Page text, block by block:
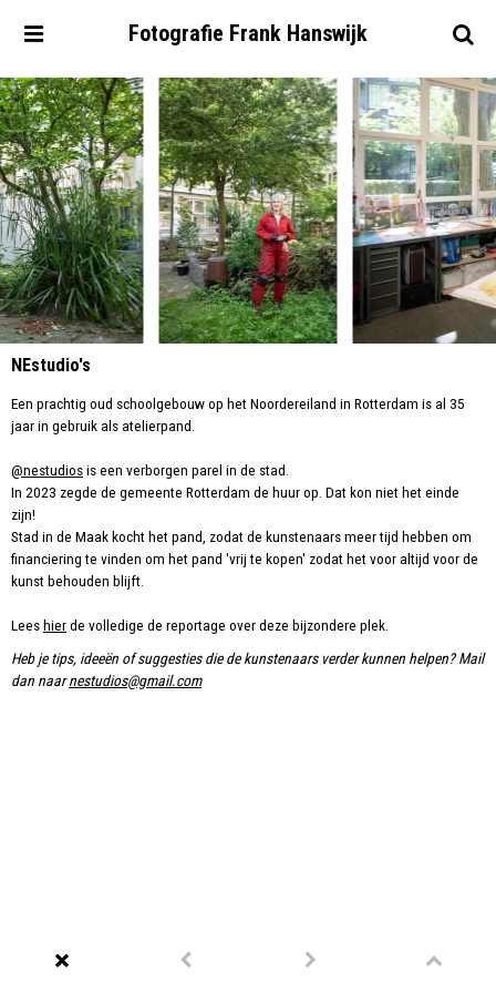
Fotografie Frank Hanswijk
NEstudio's
Een prachtig oud schoolgebouw op het Noordereiland in Rotterdam is al 35
jaar in gebruik als atelierpand.
@nestudiosis een verborgen parel in de stad.
In 2023 zegde de gemeente Rotterdam de huur op. Dat kon niet het einde
zijn!
Stad in de Maak kocht het pand, zodat de kunstenaars meer tijd hebben om
financiering te vinden om het pand 'vrij te kopen' zodat het voor altijd voor de
kunst behouden blijft.
Leeshierde volledige de reportage over deze bijzondere plek.
Heb je tips, ideeën of suggesties die de kunstenaars verder kunnen helpen? Mail
dan naarnestudios@gmail.com